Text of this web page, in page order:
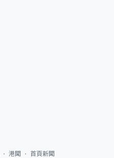
港聞 首頁新聞